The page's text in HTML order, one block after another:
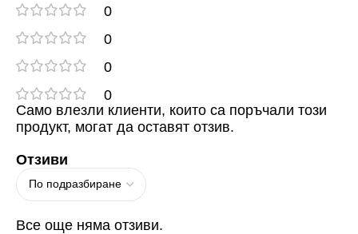
0
0
0
0
Отзиви
Все още няма отзиви.
Само влезли клиенти, които са поръчали този
продукт, могат да оставят отзив.